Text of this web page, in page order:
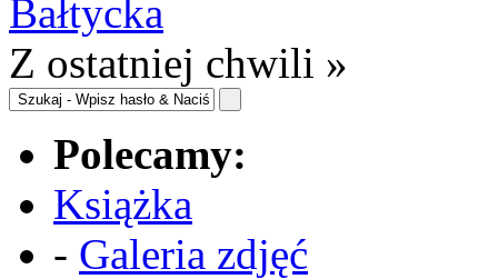
Z ostatniej chwili »
Polecamy:
Książka
- Galeria zdjęć